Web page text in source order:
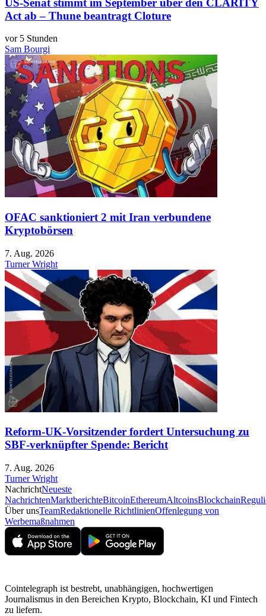
Act ab – Thune beantragt Cloture
vor 5 Stunden
Sam Bourgi
OFAC sanktioniert 2 mit Iran verbundene
Kryptobörsen
7. Aug. 2026
Turner Wright
Reform-UK-Vorsitzender fordert Untersuchung zu
SBF-verknüpfter Spende: Bericht
7. Aug. 2026
Turner Wright
NachrichtNeueste
NachrichtenMarktberichteBitcoinEthereumAltcoinsBlockchain
Über unsTeamRedaktionelle RichtlinienOffenlegung von
Werbemaßnahmen
Cointelegraph ist bestrebt, unabhängigen, hochwertigen
Journalismus in den Bereichen Krypto, Blockchain, KI und Fintech
zu liefern.